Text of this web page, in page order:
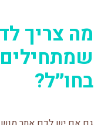
מה צריך
בחו״ל?